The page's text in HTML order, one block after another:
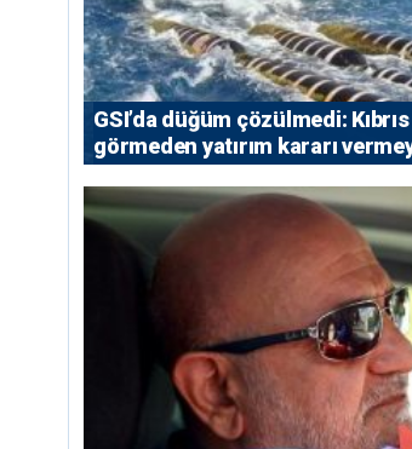
GSI’da düğüm çözülmedi:
görmeden yatırım kararı